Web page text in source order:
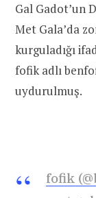
Gal Gadot’un
Met Gala’da
kurguladığı
fofik adlı
uydurulmuş.
fofik